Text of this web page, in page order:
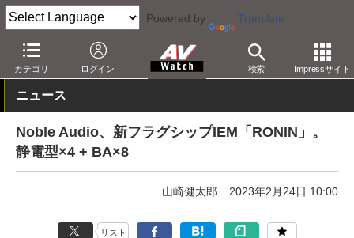
Powered by Translate
カテゴリ ログイン 検索 Impressサイト
AV Watch 製品 ヘッドフォン Noble Audio
ニュース
Noble Audio、新フラグシップIEM「RONIN」。
静電型×4 + BA×8
山崎健太郎 2023年2月24日 10:00
リスト